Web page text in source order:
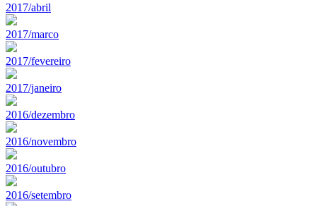
2017/abril
2017/marco
2017/fevereiro
2017/janeiro
2016/dezembro
2016/novembro
2016/outubro
2016/setembro